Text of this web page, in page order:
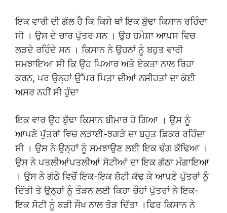
ਇਕ ਵਾਰੀ ਦੀ ਗੱਲ ਹੈ ਕਿ ਕਿਸੇ ਥਾਂ ਇਕ ਬੁੱਢਾ ਕਿਸਾਨ ਰਹਿੰਦਾ
ਸੀ । ਉਸ ਦੇ ਚਾਰ ਪੁੱਤਰ ਸਨ । ਉਹ ਹਮੇਸ਼ਾ ਆਪਸ ਵਿਚ
ਲੜਦੇ ਰਹਿੰਦੇ ਸਨ । ਕਿਸਾਨ ਨੇ ਉਹਨਾਂ ਨੂੰ ਬਹੁਤ ਵਾਰੀ
ਸਮਝਾਇਆ ਸੀ ਕਿ ਉਹ ਪਿਆਰ ਅਤੇ ਏਕਤਾ ਨਾਲ ਰਿਹਾ
ਕਰਨ, ਪਰ ਉਨ੍ਹਾਂ ਉੱਪਰ ਪਿਤਾ ਦੀਆਂ ਨਸੀਹਤਾਂ ਦਾ ਕੋਈ
ਅਸਰ ਨਹੀਂ ਸੀ ਹੁੰਦਾ
ਇਕ ਵਾਰ ਉਹ ਬੁੱਢਾ ਕਿਸਾਨ ਬੀਮਾਰ ਹੋ ਗਿਆ । ਉਸ ਨੂੰ
ਆਪਣੇ ਪੁੱਤਰਾਂ ਵਿਚ ਲੜਾਈ-ਝਗੜੇ ਦਾ ਬਹੁਤ ਫ਼ਿਕਰ ਰਹਿੰਦਾ
ਸੀ । ਉਸ ਨੇ ਉਨ੍ਹਾਂ ਨੂੰ ਸਮਝਾਉਣ ਲਈ ਇਕ ਢੰਗ ਕੱਢਿਆ ।
ਉਸ ਨੇ ਪਤਲੀਆਂਪਤਲੀਆਂ ਸੋਟੀਆਂ ਦਾ ਇਕ ਗੱਠਾ ਮੰਗਾਇਆ
। ਉਸ ਨੇ ਗੱਠੇ ਵਿਚੋਂ ਇਕ-ਇਕ ਸ਼ੋਟੀ ਕੱਢ ਕੇ ਆਪਣੇ ਪੁੱਤਰਾਂ ਨੂੰ
ਦਿੱਤੀ ਤੇ ਉਨ੍ਹਾਂ ਨੂੰ ਤੌੜਨ ਲਈ ਕਿਹਾ ਚੌਹਾਂ ਪੁੱਤਰਾਂ ਨੇ ਇਕ-
ਇਕ ਸੋਟੀ ਨੂੰ ਬੜੀ ਸੌਖ ਨਾਲ ਤੋੜ ਦਿੱਤਾ ।ਫਿਰ ਕਿਸਾਨ ਨੇ